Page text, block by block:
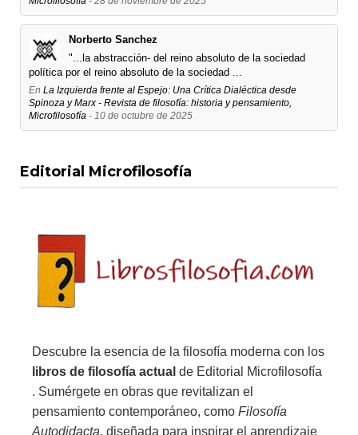
Norberto Sanchez
"...la abstracción- del reino absoluto de la sociedad
política por el reino absoluto de la sociedad ...
En La Izquierda frente al Espejo: Una Crítica Dialéctica desde
Spinoza y Marx - Revista de filosofía: historia y pensamiento,
Microfilosofía - 10 de octubre de 2025
Editorial Microfilosofía
Descubre la esencia de la filosofía moderna con los
libros de filosofía actual de Editorial Microfilosofía
. Sumérgete en obras que revitalizan el
pensamiento contemporáneo, como Filosofía
Autodidacta, diseñada para inspirar el aprendizaje